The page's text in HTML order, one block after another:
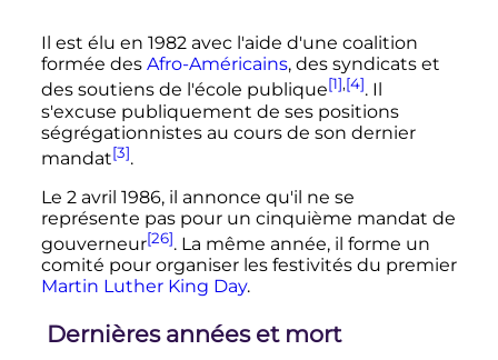
Il est élu en 1982 avec l'aide d'une coalition
formée des Afro-Américains, des syndicats et
des soutiens de l'école publique[1],[4]. Il
s'excuse publiquement de ses positions
ségrégationnistes au cours de son dernier
mandat[3].
Le 2 avril 1986, il annonce qu'il ne se
représente pas pour un cinquième mandat de
gouverneur[26]. La même année, il forme un
comité pour organiser les festivités du premier
Martin Luther King Day.
Dernières années et mort